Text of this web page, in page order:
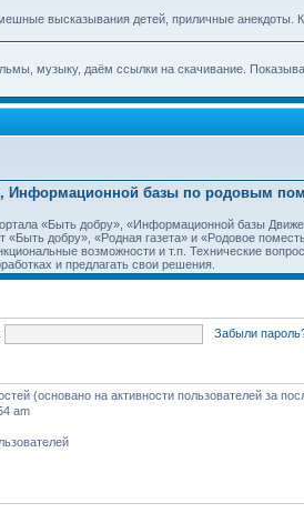
высказывания детей, приличные анекдоты.
музыку, даём ссылки на скачивание.
Информационной базы по родовым
«Быть добру», «Информационной базы
добру», «Родная газета» и «Родовое
возможности и т.п. Технические
и предлагать свои решения.
Забыли
(основано на активности пользователей за
am